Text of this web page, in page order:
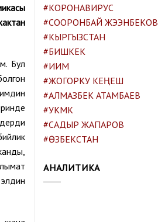
Бул
#КОРОНАВИРУС
#СООРОНБАЙ ЖЭЭНБЕКОВ
#КЫРГЫЗСТАН
#БИШКЕК
#ИИМ
#ЖОГОРКУ КЕҢЕШ
#АЛМАЗБЕК АТАМБАЕВ
#УКМК
#САДЫР ЖАПАРОВ
#ӨЗБЕКСТАН
АНАЛИТИКА